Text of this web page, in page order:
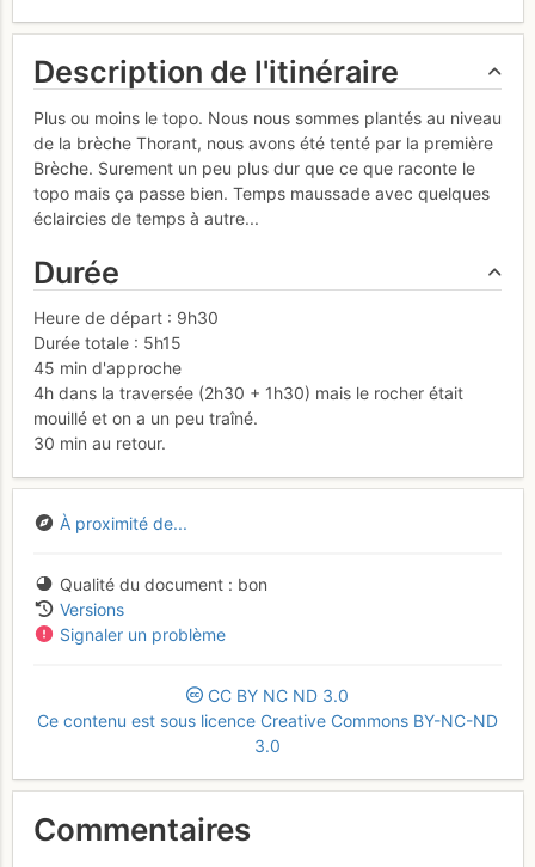
Description de l'itinéraire
Plus ou moins le topo. Nous nous sommes plantés au niveau
de la brèche Thorant, nous avons été tenté par la première
Brèche. Surement un peu plus dur que ce que raconte le
topo mais ça passe bien. Temps maussade avec quelques
éclaircies de temps à autre...
Durée
Heure de départ : 9h30
Durée totale : 5h15
45 min d'approche
4h dans la traversée (2h30 + 1h30) mais le rocher était
mouillé et on a un peu traîné.
30 min au retour.
À proximité de...
Qualité du document
bon
Versions
Signaler un problème
CC BY NC ND 3.0
Ce contenu est sous licence Creative Commons BY-NC-ND
3.0
Commentaires